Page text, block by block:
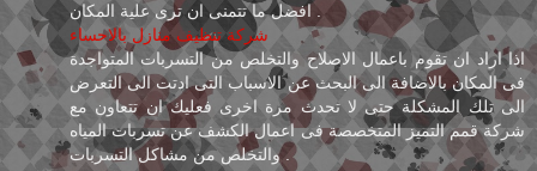
افضل ما تتمنى ان ترى علية المكان .
شركة تنظيف منازل بالاحساء
اذا اراد ان تقوم باعمال الاصلاح والتخلص من التسربات المتواجدة
فى المكان بالاضافة الى البحث عن الاسباب التى ادتت الى التعرض
الى تلك المشكلة حتى لا تحدث مرة اخرى فعليك ان تتعاون مع
شركة قمم التميز المتخصصة فى اعمال الكشف عن تسربات المياه
والتخلص من مشاكل التسربات .